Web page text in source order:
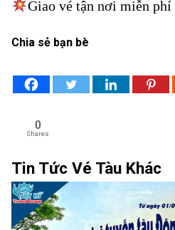
Giao vé tận nơi miễn
Chia sẻ bạn bè
0
Shares
Tin Tức Vé Tàu Khác